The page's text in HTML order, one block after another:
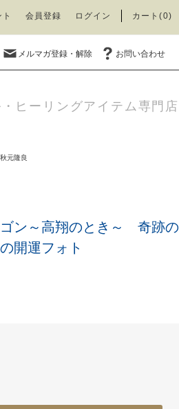
会員登録 ログイン カート(0)
メルマガ登録・解除 お問い合わせ
ヒーリングアイテム専門店
秋元隆良
ン～高翔のとき～ 奇跡の
開運フォト